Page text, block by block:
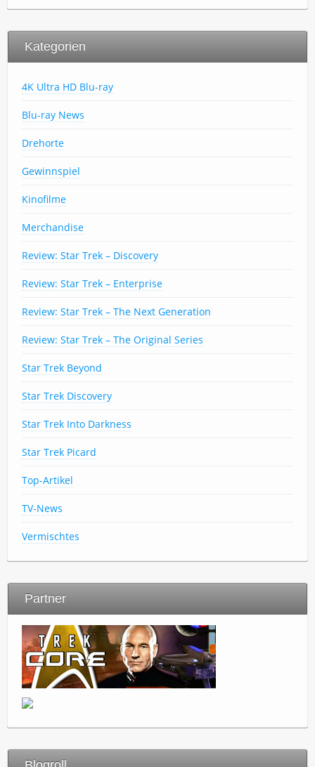
Kategorien
4K Ultra HD Blu-ray
Blu-ray News
Drehorte
Gewinnspiel
Kinofilme
Merchandise
Review: Star Trek – Discovery
Review: Star Trek – Enterprise
Review: Star Trek – The Next Generation
Review: Star Trek – The Original Series
Star Trek Beyond
Star Trek Discovery
Star Trek Into Darkness
Star Trek Picard
Top-Artikel
TV-News
Vermischtes
Partner